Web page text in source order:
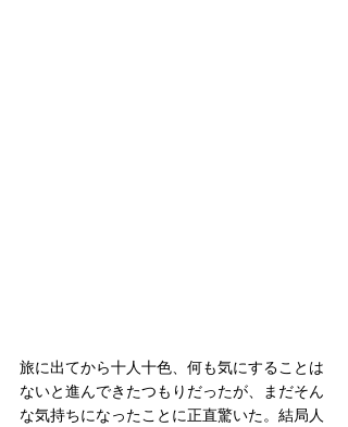
旅に出てから十人十色、何も気にすることは
ないと進んできたつもりだったが、まだそん
な気持ちになったことに正直驚いた。結局人